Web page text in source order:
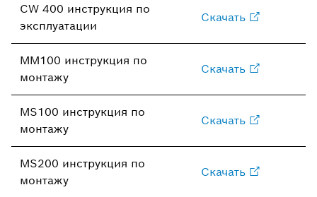
CW 400 инструкция по
эксплуатации
Скачать
MM100 инструкция по
монтажу
Скачать
MS100 инструкция по
монтажу
Скачать
MS200 инструкция по
монтажу
Скачать